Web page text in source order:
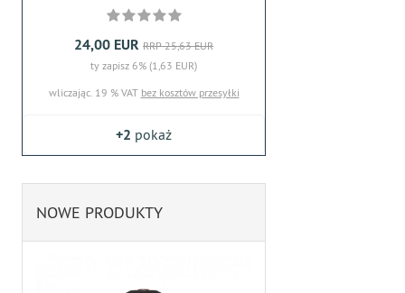
24,00 EUR RRP 25,63 EUR
ty zapisz 6% (1,63 EUR)
wliczając. 19 % VAT bez kosztów przesyłki
+2 pokaż
NOWE PRODUKTY